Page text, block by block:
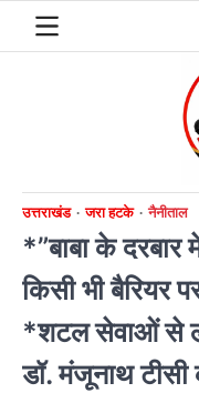
उत्तराखंड जरा हटके नैनीताल
*”बाबा के
किसी भी बैरियर
*शटल सेवाओं से
डॉ. मंजूनाथ टीसी